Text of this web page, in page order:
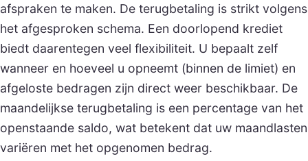
afspraken te maken. De terugbetaling is strikt volgens
het afgesproken schema. Een doorlopend krediet
biedt daarentegen veel flexibiliteit. U bepaalt zelf
wanneer en hoeveel u opneemt (binnen de limiet) en
afgeloste bedragen zijn direct weer beschikbaar. De
maandelijkse terugbetaling is een percentage van het
openstaande saldo, wat betekent dat uw maandlasten
variëren met het opgenomen bedrag.